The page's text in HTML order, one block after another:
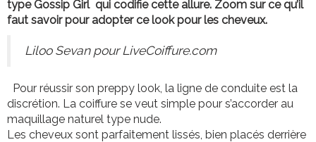
type Gossip Girl qui codifie cette allure. Zoom sur ce qu’il
faut savoir pour adopter ce look pour les cheveux.
Liloo Sevan pour LiveCoiffure.com
Pour réussir son preppy look, la ligne de conduite est la
discrétion. La coiffure se veut simple pour s’accorder au
maquillage naturel type nude.
Les cheveux sont parfaitement lissés, bien placés derrière